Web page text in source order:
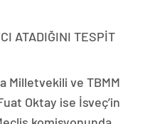
ATADIĞINI TESPİT
Milletvekili ve TBMM
Oktay ise İsveç’in